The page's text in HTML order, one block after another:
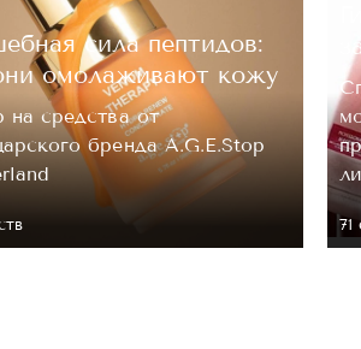
Отправить
сила пептидов:
омолаживают кожу
на средства от
бренда A.G.E.Stop
71